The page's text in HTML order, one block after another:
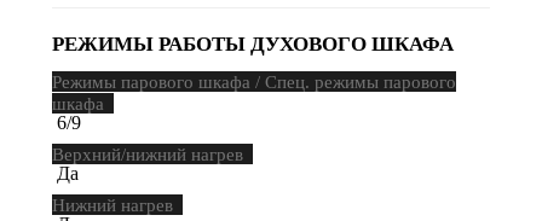
РЕЖИМЫ РАБОТЫ ДУХОВОГО ШКАФА
Режимы парового шкафа / Спец. режимы парового
шкафа
6/9
Верхний/нижний нагрев
Да
Нижний нагрев